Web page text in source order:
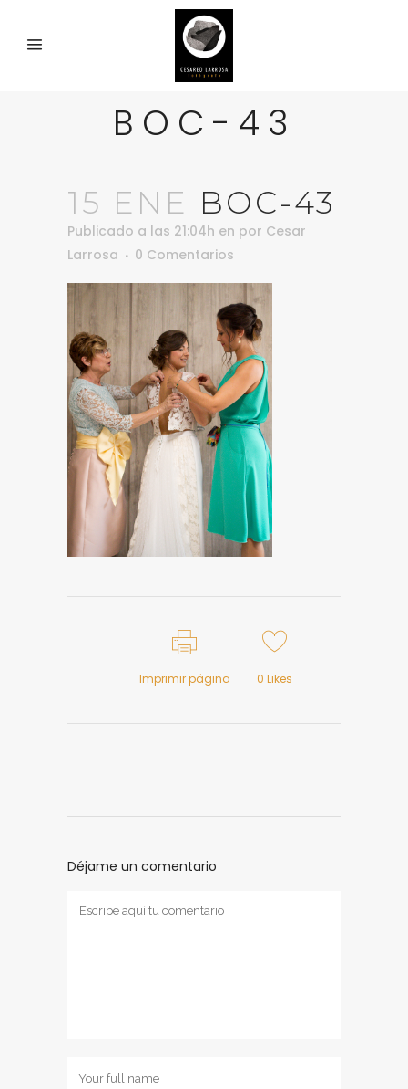
BOC-43
15 ENE BOC-43
Publicado a las 21:04h en por Cesar
Larrosa
0 Comentarios
Imprimir página 0 Likes
Déjame un comentario